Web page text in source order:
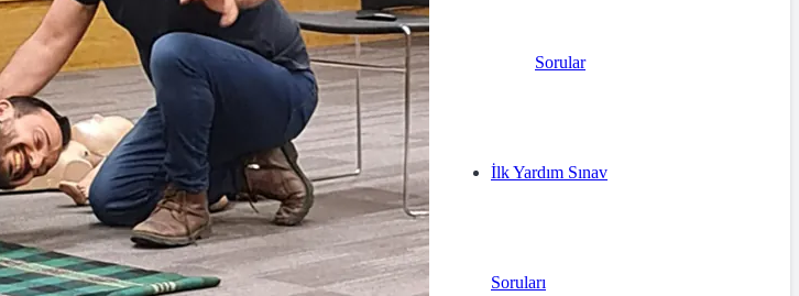
Sorular
İlk Yardım Sınav
Soruları